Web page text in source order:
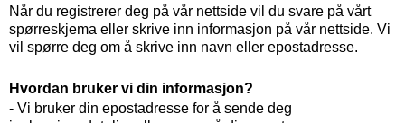
Når du registrerer deg på vår nettside vil du svare på vårt
spørreskjema eller skrive inn informasjon på vår nettside. Vi
vil spørre deg om å skrive inn navn eller epostadresse.
Hvordan bruker vi din informasjon?
- Vi bruker din epostadresse for å sende deg